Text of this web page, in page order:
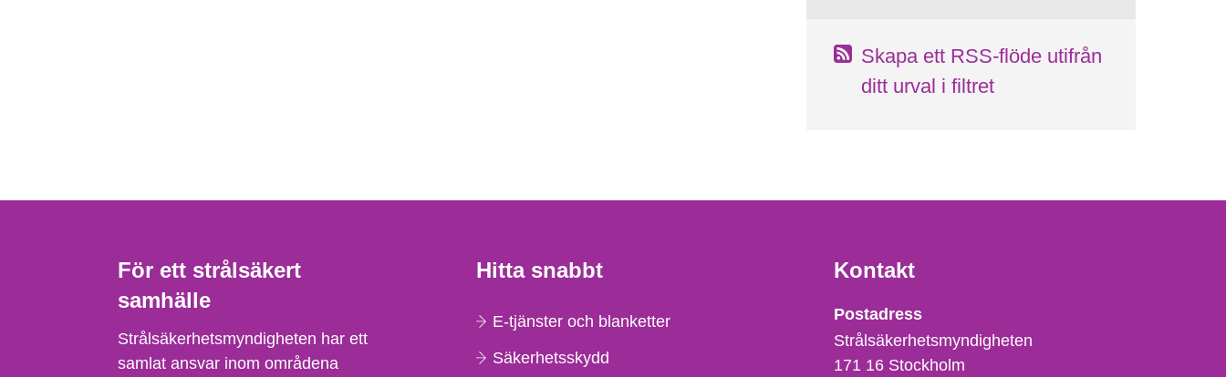
Skapa ett RSS-flöde utifrån
ditt urval i filtret
För ett strålsäkert
samhälle
Strålsäkerhetsmyndigheten har ett
samlat ansvar inom områdena
Hitta snabbt
E-tjänster och blanketter
Säkerhetsskydd
Kontakt
Strålsäkerhetsmyndigheten
Postadress
Strålsäkerhetsmyndigheten
171 16 Stockholm